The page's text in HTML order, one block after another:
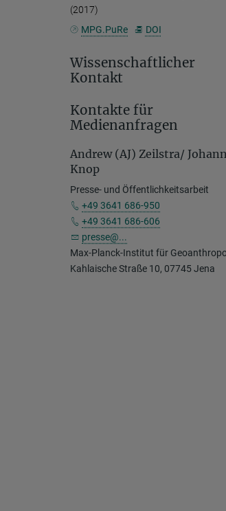
(2017)
MPG.PuRe
DOI
Wissenschaftlicher
Kontakt
Kontakte für
Medienanfragen
Andrew (AJ) Zeilstra/
Knop
Presse- und Öffentlichkeitsarbeit
+49 3641 686-950
+49 3641 686-606
presse@...
Max-Planck-Institut für
Kahlaische Straße 10, 07745 Jena